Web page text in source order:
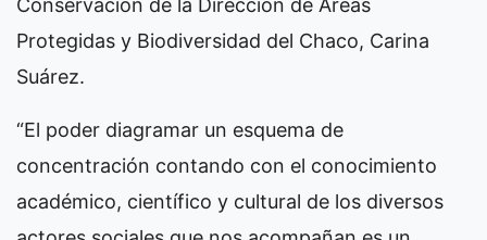
Conservación de la Dirección de Áreas
Protegidas y Biodiversidad del Chaco, Carina
Suárez.
“El poder diagramar un esquema de
concentración contando con el conocimiento
académico, científico y cultural de los diversos